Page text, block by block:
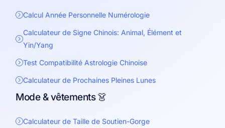
Calcul Année Personnelle Numérologie
Calculateur de Signe Chinois: Animal, Élément et
Yin/Yang
Test Compatibilité Astrologie Chinoise
Calculateur de Prochaines Pleines Lunes
Mode & vêtements 👗
Calculateur de Taille de Soutien-Gorge